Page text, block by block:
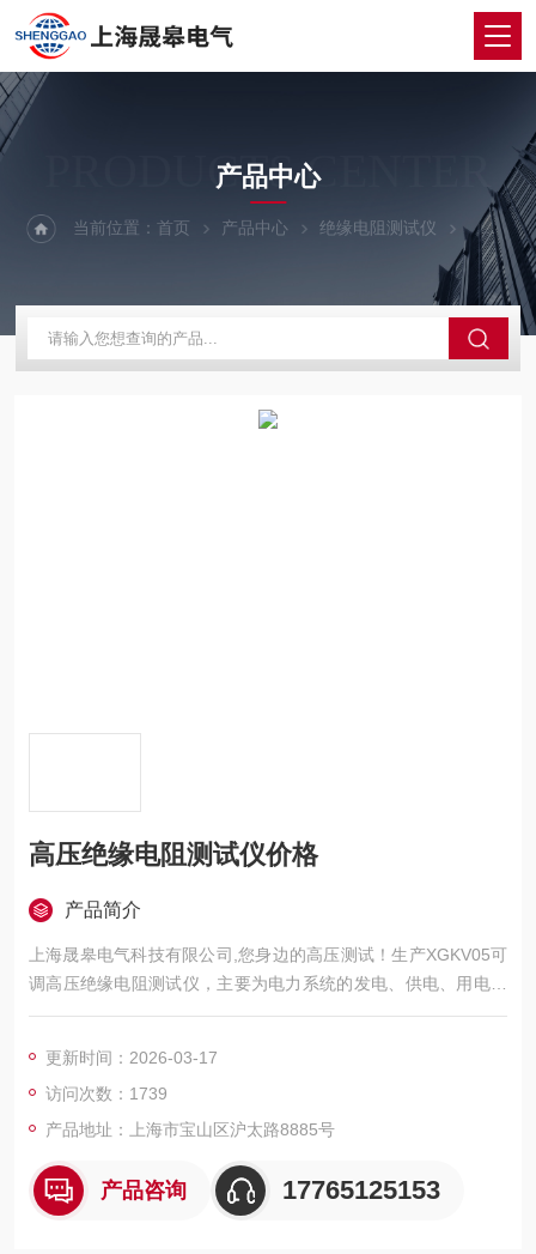
PRODUCTS CENTER
产品中心
当前位置：首页 产品中心 绝缘电阻测试仪 数字式
高压绝缘电阻测试仪价格
产品简介
上海晟皋电气科技有限公司,您身边的高压测试！生产XGKV05可
调高压绝缘电阻测试仪，主要为电力系统的发电、供电、用电部
门，科研机构与电力设备相关的生产企业，提供的高压试验设备
更新时间：2026-03-17
访问次数：1739
产品地址：上海市宝山区沪太路8885号
产品咨询 17765125153